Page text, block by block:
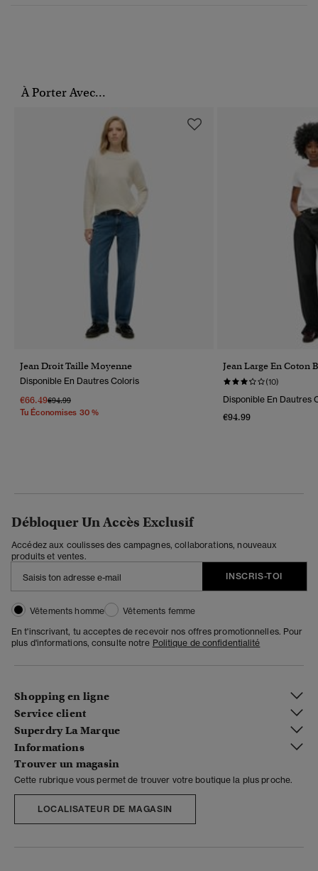
À Porter Avec...
Jean Droit Taille Moyenne
Disponible En Dautres Coloris
€66.49Prix Réduit De
€94.99À
Tu Économises 30 %
Jean Large En Coton
(10)
Disponible En Dautres
€94.99
Débloquer Un Accès Exclusif
Accédez aux coulisses des campagnes, collaborations, nouveaux
produits et ventes.
INSCRIS-TOI
Vêtements homme
Vêtements femme
En t'inscrivant, tu acceptes de recevoir nos offres promotionnelles. Pour
plus d'informations, consulte notre Politique de confidentialité
Shopping en ligne
Service client
Superdry La Marque
Informations
Trouver un magasin
Cette rubrique vous permet de trouver votre boutique la plus proche.
LOCALISATEUR DE MAGASIN